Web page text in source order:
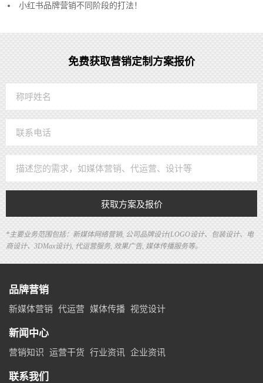
小红书品牌营销不同阶段的打法！
免费获取营销定制方案报价
获取方案及报价
*主要业务范围包括：新媒体网络营销, 公司品牌设计(LOGO设计、包装设计、电
商设计、3DMax设计), 代运营服务, 效果广告, 媒体传播服务等。
品牌营销
新媒体营销 代运营 媒体传播 视觉设计
新闻中心
营销知识 运营干货 行业资讯 企业资讯
联系我们